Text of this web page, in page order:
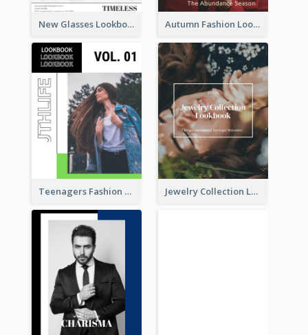
New Glasses Lookbook Autumn Fashion Lookbook
Teenagers Fashion Lookbook Jewelry Collection Lookbook